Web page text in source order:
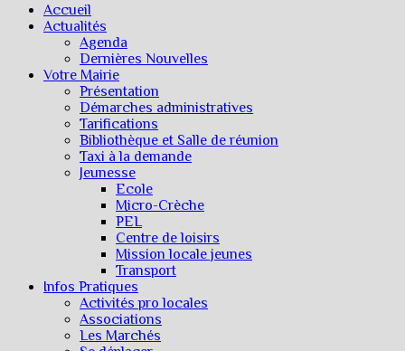
Accueil
Actualités
Agenda
Dernières Nouvelles
Votre Mairie
Présentation
Démarches administratives
Tarifications
Bibliothèque et Salle de réunion
Taxi à la demande
Jeunesse
Ecole
Micro-Crèche
PEL
Centre de loisirs
Mission locale jeunes
Transport
Infos Pratiques
Activités pro locales
Associations
Les Marchés